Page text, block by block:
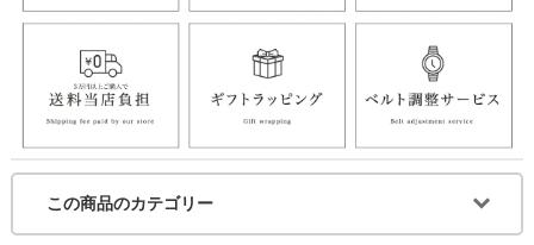
この商品のカテゴリー